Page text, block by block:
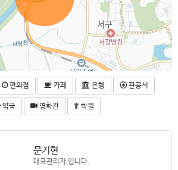
편의점 카페 은행 관공서
약국 영화관 학원
문기현
대표관리자 입니다.